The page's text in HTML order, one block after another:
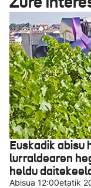
Euskadik abisu
lurraldearen
heldu
Abisua 12:00etatik